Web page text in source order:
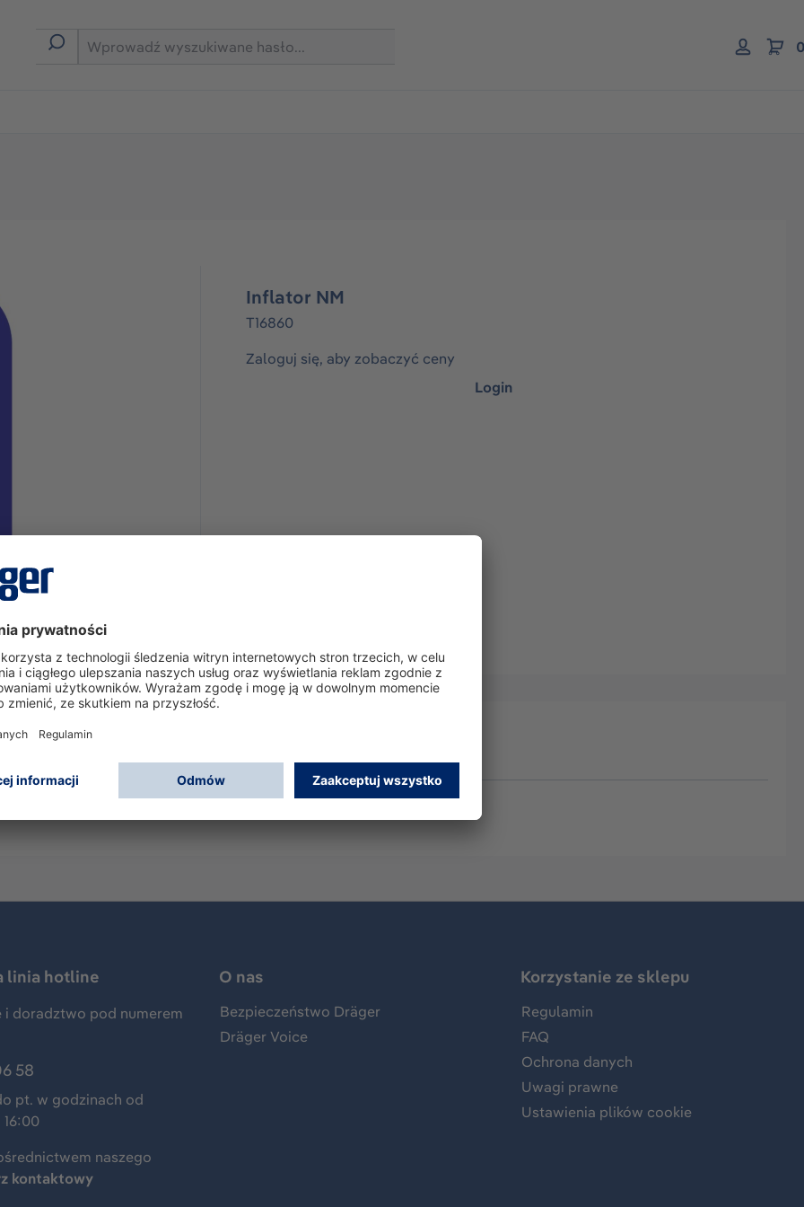
Inflator NM
T16860
Zaloguj się, aby zobaczyć ceny
Login
linia hotline
i doradztwo pod numerem
58
pt. w godzinach od
naszego
kontaktowy
O nas
Bezpieczeństwo Dräger
Dräger Voice
Korzystanie ze sklepu
Regulamin
FAQ
Ochrona danych
Uwagi prawne
Ustawienia plików cookie